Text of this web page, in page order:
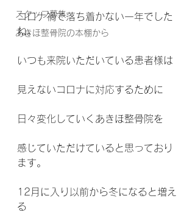
スタッフ募集
あきほ整骨院の本棚から
コロナ禍で落ち着かない一年でした
ね。
いつも来院いただいている患者様は
見えないコロナに対応するために
日々変化していくあきほ整骨院を
感じていただけていると思っており
ます。
12月に入り以前から冬になると増え
る